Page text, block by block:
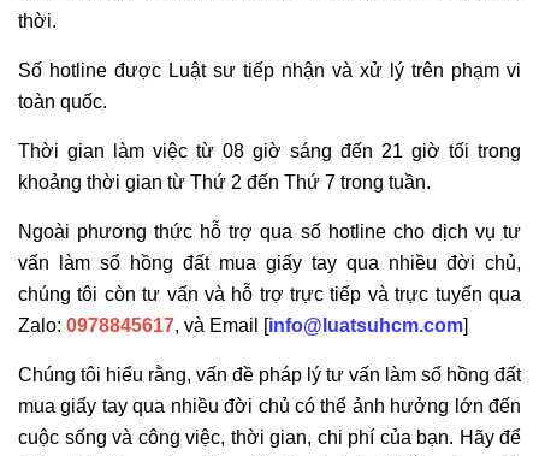
thời.
Số hotline được Luật sư tiếp nhận và xử lý trên phạm vi
toàn quốc.
Thời gian làm việc từ 08 giờ sáng đến 21 giờ tối trong
khoảng thời gian từ Thứ 2 đến Thứ 7 trong tuần.
Ngoài phương thức hỗ trợ qua số hotline cho dịch vụ tư
vấn làm sổ hồng đất mua giấy tay qua nhiều đời chủ,
chúng tôi còn tư vấn và hỗ trợ trực tiếp và trực tuyến qua
Zalo: 0978845617, và Email [info@luatsuhcm.com]
Chúng tôi hiểu rằng, vấn đề pháp lý tư vấn làm sổ hồng đất
mua giấy tay qua nhiều đời chủ có thể ảnh hưởng lớn đến
cuộc sống và công việc, thời gian, chi phí của bạn. Hãy để